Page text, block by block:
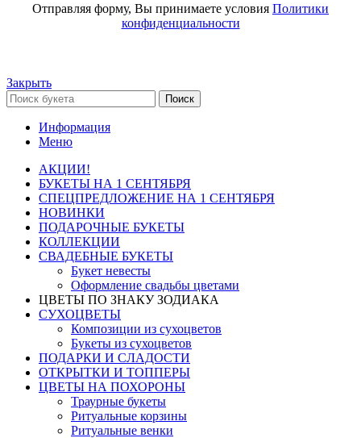
Отправляя форму, Вы принимаете условия Политики
конфиденциальности
Закрыть
Поиск
Информация
Меню
АКЦИИ!
БУКЕТЫ НА 1 СЕНТЯБРЯ
СПЕЦПРЕДЛОЖЕНИЕ НА 1 СЕНТЯБРЯ
НОВИНКИ
ПОДАРОЧНЫЕ БУКЕТЫ
КОЛЛЕКЦИИ
СВАДЕБНЫЕ БУКЕТЫ
Букет невесты
Оформление свадьбы цветами
ЦВЕТЫ ПО ЗНАКУ ЗОДИАКА
СУХОЦВЕТЫ
Композиции из сухоцветов
Букеты из сухоцветов
ПОДАРКИ И СЛАДОСТИ
ОТКРЫТКИ И ТОППЕРЫ
ЦВЕТЫ НА ПОХОРОНЫ
Траурные букеты
Ритуальные корзины
Ритуальные венки